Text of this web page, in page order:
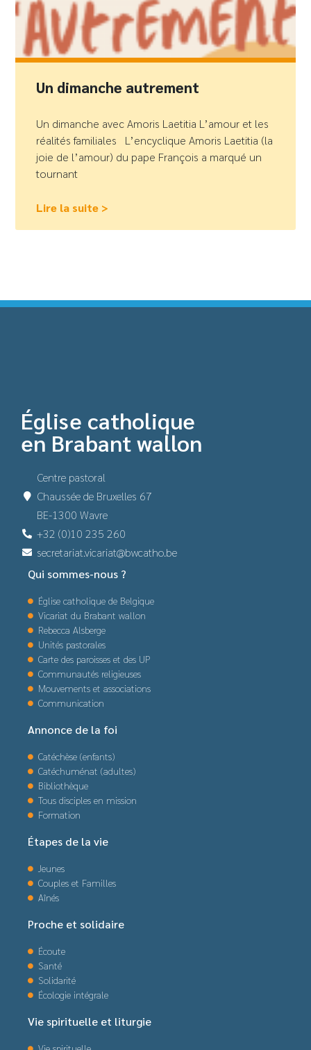
Un dimanche autrement
Un dimanche avec Amoris Laetitia L’amour et les
réalités familiales L’encyclique Amoris Laetitia (la
joie de l’amour) du pape François a marqué un
tournant
Lire la suite >
Église catholique
en Brabant wallon
Centre pastoral
Chaussée de Bruxelles 67
BE-1300 Wavre
+32 (0)10 235 260
secretariat.vicariat@bwcatho.be
Qui sommes-nous ?
Église catholique de Belgique
Vicariat du Brabant wallon
Rebecca Alsberge
Unités pastorales
Carte des paroisses et des UP
Communautés religieuses
Mouvements et associations
Communication
Annonce de la foi
Catéchèse (enfants)
Catéchuménat (adultes)
Bibliothèque
Tous disciples en mission
Formation
Étapes de la vie
Jeunes
Couples et Familles
Aînés
Proche et solidaire
Écoute
Santé
Solidarité
Écologie intégrale
Vie spirituelle et liturgie